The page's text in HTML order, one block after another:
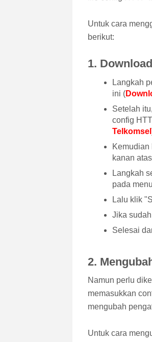
Untuk cara
berikut:
1.
Langkah
ini (
Setelah
config
Telkomsel
kanan
Langkah
pada
Lalu klik
Jika
Selesai
2.
Namun perlu
memasukkan
mengubah
Untuk cara